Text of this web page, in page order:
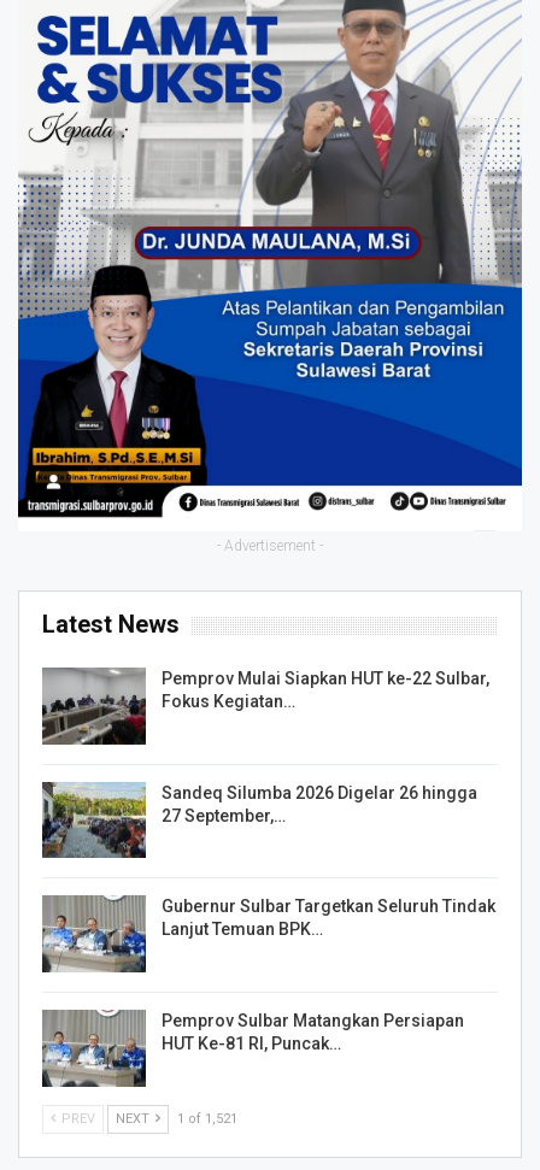
- Advertisement -
Latest News
Pemprov Mulai Siapkan HUT ke-22 Sulbar,
Fokus Kegiatan…
Sandeq Silumba 2026 Digelar 26 hingga
27 September,…
Gubernur Sulbar Targetkan Seluruh Tindak
Lanjut Temuan BPK…
Pemprov Sulbar Matangkan Persiapan
HUT Ke-81 RI, Puncak…
PREV NEXT 1 of 1,521